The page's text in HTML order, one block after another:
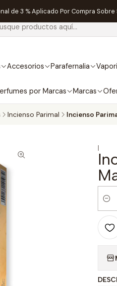
Accesorios Parafernalia
por Marcas Marcas
de 3 % Aplicado Por Compra
Incienso Parimal Incienso
|